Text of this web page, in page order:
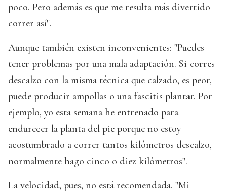
poco. Pero además es que me resulta más divertido
correr así".
Aunque también existen inconvenientes: "Puedes
tener problemas por una mala adaptación. Si corres
descalzo con la misma técnica que calzado, es peor,
puede producir ampollas o una fascitis plantar. Por
ejemplo, yo esta semana he entrenado para
endurecer la planta del pie porque no estoy
acostumbrado a correr tantos kilómetros descalzo,
normalmente hago cinco o diez kilómetros".
La velocidad, pues, no está recomendada. "Mi